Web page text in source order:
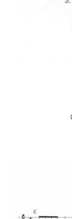
CO BY MĚLO
MOJE TVORBA